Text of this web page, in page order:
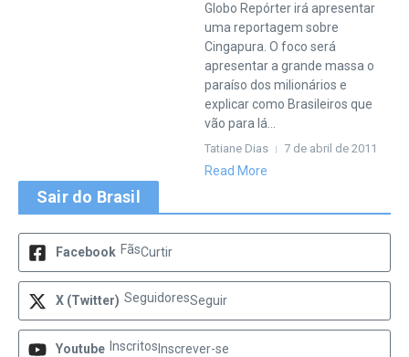
Globo Repórter irá apresentar
uma reportagem sobre
Cingapura. O foco será
apresentar a grande massa o
paraíso dos milionários e
explicar como Brasileiros que
vão para lá...
Tatiane Dias 7 de abril de 2011
Read More
Sair do Brasil
Facebook FãsCurtir
X (Twitter) SeguidoresSeguir
Youtube Inscritos Inscrever-se